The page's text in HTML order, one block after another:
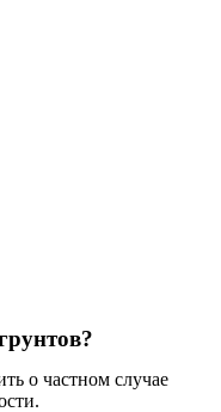
о частном случае